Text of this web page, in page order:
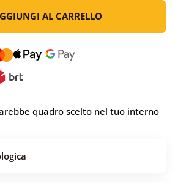
AL CARRELLO
quadro scelto nel tuo interno